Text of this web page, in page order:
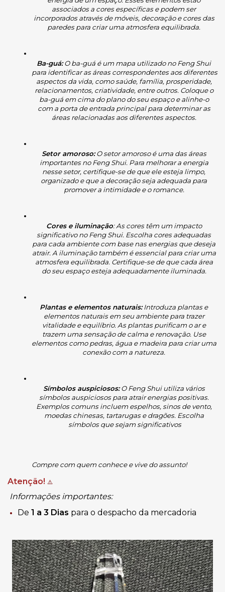
associados a cores específicas e podem ser
incorporados através de móveis, decoração e cores das
paredes para criar uma atmosfera equilibrada.
Ba-guá: O ba-guá é um mapa utilizado no Feng Shui
para identificar as áreas correspondentes aos diferentes
aspectos da vida, como saúde, família, prosperidade,
relacionamentos, criatividade, entre outros. Coloque o
ba-guá em cima do plano do seu espaço e alinhe-o
com a porta de entrada principal para determinar as
áreas relacionadas aos diferentes aspectos.
Setor amoroso: O setor amoroso é uma das áreas
importantes no Feng Shui. Para melhorar a energia
nesse setor, certifique-se de que ele esteja limpo,
organizado e que a decoração seja adequada para
promover a intimidade e o romance.
Cores e iluminação: As cores têm um impacto
significativo no Feng Shui. Escolha cores adequadas
para cada ambiente com base nas energias que deseja
atrair. A iluminação também é essencial para criar uma
atmosfera equilibrada. Certifique-se de que cada área
do seu espaço esteja adequadamente iluminada.
Plantas e elementos naturais: Introduza plantas e
elementos naturais em seu ambiente para trazer
vitalidade e equilíbrio. As plantas purificam o ar e
trazem uma sensação de calma e renovação. Use
elementos como pedras, água e madeira para criar uma
conexão com a natureza.
Símbolos auspiciosos: O Feng Shui utiliza vários
símbolos auspiciosos para atrair energias positivas.
Exemplos comuns incluem espelhos, sinos de vento,
moedas chinesas, tartarugas e dragões. Escolha
símbolos que sejam significativos
Compre com quem conhece e vive do assunto!
Atenção! ⚠️
Informações importantes:
De 1 a 3 Dias para o despacho da mercadoria